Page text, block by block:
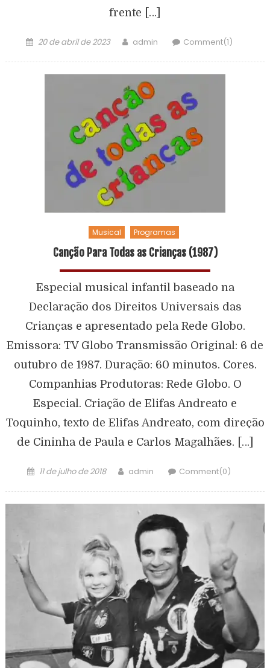
frente […]
20 de abril de 2023 admin Comment(1)
Musical Programas
Canção Para Todas as Crianças (1987)
Especial musical infantil baseado na
Declaração dos Direitos Universais das
Crianças e apresentado pela Rede Globo.
Emissora: TV Globo Transmissão Original: 6 de
outubro de 1987. Duração: 60 minutos. Cores.
Companhias Produtoras: Rede Globo. O
Especial. Criação de Elifas Andreato e
Toquinho, texto de Elifas Andreato, com direção
de Cininha de Paula e Carlos Magalhães. […]
11 de julho de 2018 admin Comment(0)